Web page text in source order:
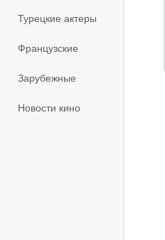
Турецкие актеры
Французские
Зарубежные
Новости кино